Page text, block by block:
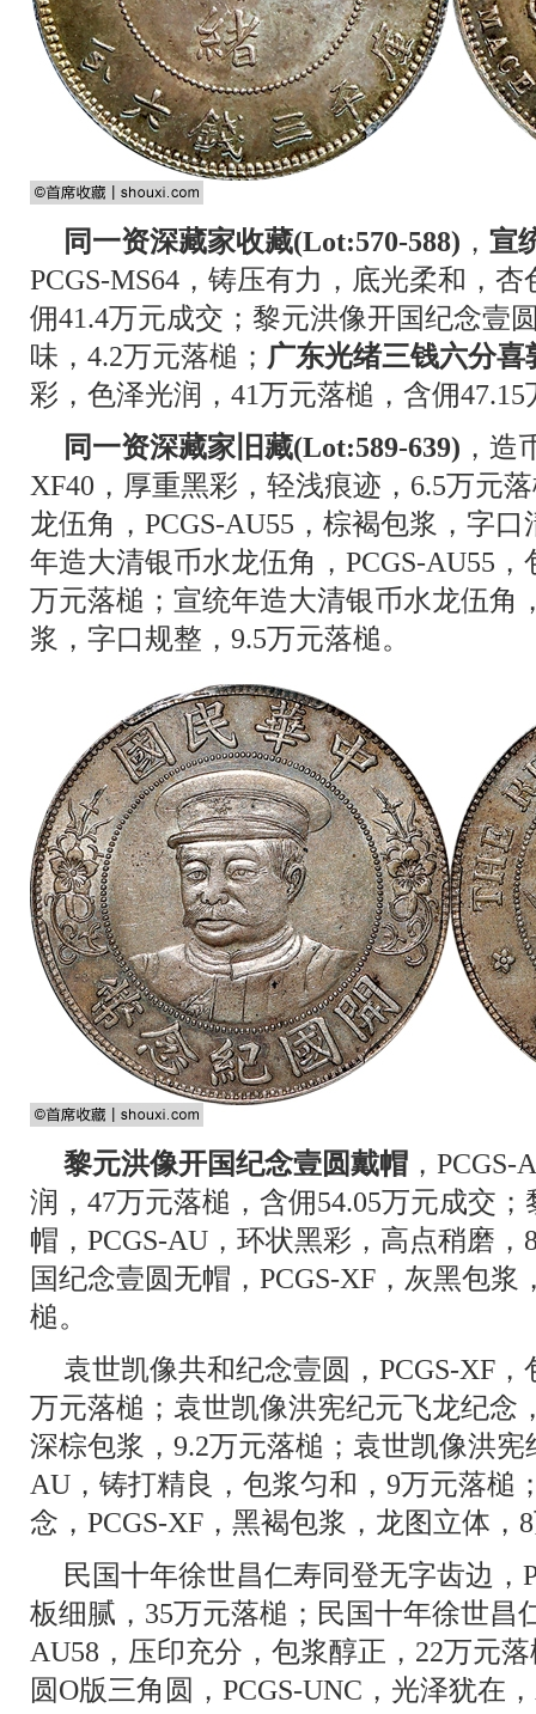
同一资深藏家收藏(Lot:570-588) ， 宣
PCGS-MS64，铸压有力，底光柔和，
佣41.4万元成交；黎元洪像开国纪念壹
味，4.2万元落槌； 广东光绪三钱六分喜
彩，色泽光润，41万元落槌，含佣
同一资深藏家旧藏(Lot:589-639) ，造
XF40，厚重黑彩，轻浅痕迹，6.5万元
龙伍角，PCGS-AU55，棕褐包浆，字
年造大清银币水龙伍角，PCGS-AU55
万元落槌；宣统年造大清银币水龙伍角
浆，字口规整，9.5万元落槌。
黎元洪像开国纪念壹圆戴帽 ，
润，47万元落槌，含佣54.05万元成交
帽，PCGS-AU，环状黑彩，高点稍磨
国纪念壹圆无帽，PCGS-XF，灰黑包浆
槌。
袁世凯像共和纪念壹圆，PCGS-XF
万元落槌；袁世凯像洪宪纪元飞龙纪念
深棕包浆，9.2万元落槌；袁世凯像洪宪
AU，铸打精良，包浆匀和，9万元落槌
念，PCGS-XF，黑褐包浆，龙图立体，
民国十年徐世昌仁寿同登无字齿边，
板细腻，35万元落槌；民国十年徐世昌
AU58，压印充分，包浆醇正，22万元
圆O版三角圆，PCGS-UNC，光泽犹在